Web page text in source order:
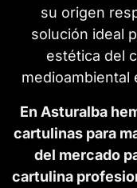
su origen
solución ideal
estética del
medioambiental
En Asturalba
cartulinas para
del mercado
cartulina